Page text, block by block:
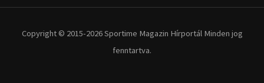
Copyright © 2015-2026 Sportime Magazin Hírportál Minden jog
fenntartva.